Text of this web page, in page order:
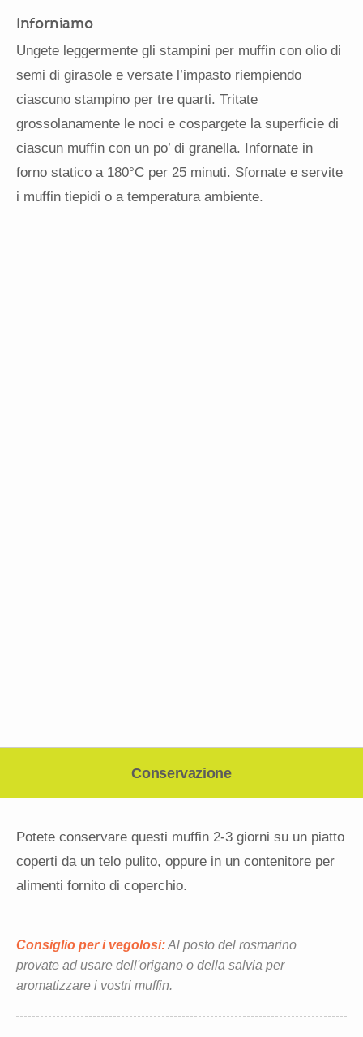
Inforniamo
Ungete leggermente gli stampini per muffin con olio di
semi di girasole e versate l’impasto riempiendo
ciascuno stampino per tre quarti. Tritate
grossolanamente le noci e cospargete la superficie di
ciascun muffin con un po’ di granella. Infornate in
forno statico a 180°C per 25 minuti. Sfornate e servite
i muffin tiepidi o a temperatura ambiente.
Conservazione
Potete conservare questi muffin 2-3 giorni su un piatto
coperti da un telo pulito, oppure in un contenitore per
alimenti fornito di coperchio.
Consiglio per i vegolosi:Al posto del rosmarino
provate ad usare dell'origano o della salvia per
aromatizzare i vostri muffin.